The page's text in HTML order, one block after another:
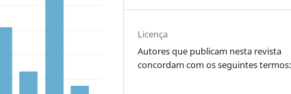
Licença
Autores que publicam nesta revista
concordam com os seguintes termos: